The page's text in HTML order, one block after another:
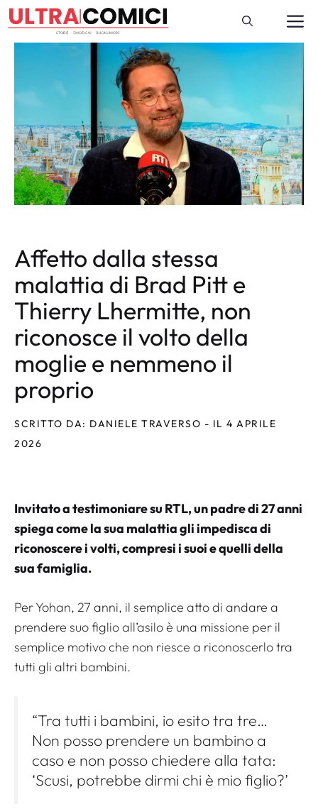
Vai
al
Affetto dalla stessa
malattia di Brad Pitt e
Thierry Lhermitte, non
riconosce il volto della
moglie e nemmeno il
proprio
SCRITTO DA: DANIELE TRAVERSO - IL 4 APRILE
2026
Invitato a testimoniare su RTL, un padre di 27 anni
spiega come la sua malattia gli impedisca di
riconoscere i volti, compresi i suoi e quelli della
sua famiglia.
Per Yohan, 27 anni, il semplice atto di andare a
prendere suo figlio all’asilo è una missione per il
semplice motivo che non riesce a riconoscerlo tra
tutti gli altri bambini.
“Tra tutti i bambini, io esito tra tre…
Non posso prendere un bambino a
caso e non posso chiedere alla tata:
‘Scusi, potrebbe dirmi chi è mio figlio?’